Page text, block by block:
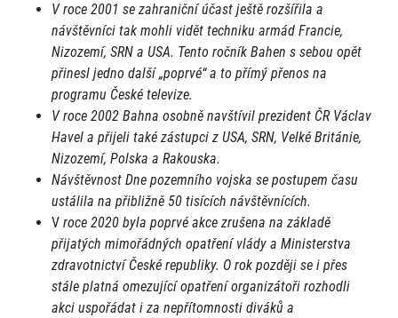
V roce 2001 se zahraniční účast ještě rozšířila a
návštěvníci tak mohli vidět techniku armád Francie,
Nizozemí, SRN a USA. Tento ročník Bahen s sebou opět
přinesl jedno další „poprvé“ a to přímý přenos na
programu České televize.
V roce 2002 Bahna osobně navštívil prezident ČR Václav
Havel a přijeli také zástupci z USA, SRN, Velké Británie,
Nizozemí, Polska a Rakouska.
Návštěvnost Dne pozemního vojska se postupem času
ustálila na přibližně 50 tisících návštěvnících.
V roce 2020 byla poprvé akce zrušena na základě
přijatých mimořádných opatření vlády a Ministerstva
zdravotnictví České republiky. O rok později se i přes
stále platná omezující opatření organizátoři rozhodli
akci uspořádat i za nepřítomnosti diváků a